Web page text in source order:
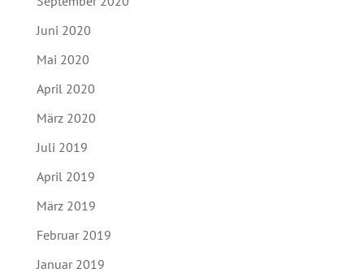
Juni 2020
Mai 2020
April 2020
März 2020
Juli 2019
April 2019
März 2019
Februar 2019
Januar 2019